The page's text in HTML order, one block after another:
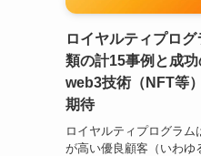
ロイヤルティプロ
類の計15事例と成功
web3技術（NFT等
期待
ロイヤルティプログラム
が高い優良顧客（いわゆ